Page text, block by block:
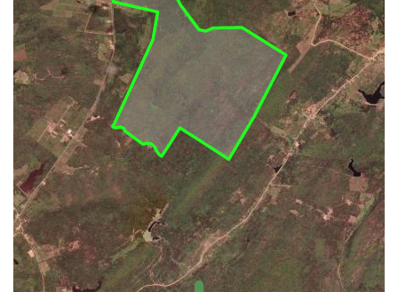
UC Estaduais
UC
Municipais
Hidrografia
1:1.000.000
(ANA)
Biomas
(IBGE)
Vegetação
(IBGE)
Rodovias
(IBGE)
Relevo